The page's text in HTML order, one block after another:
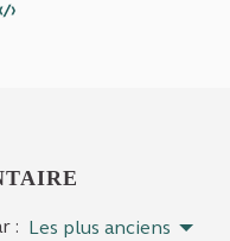
: Les plus anciens